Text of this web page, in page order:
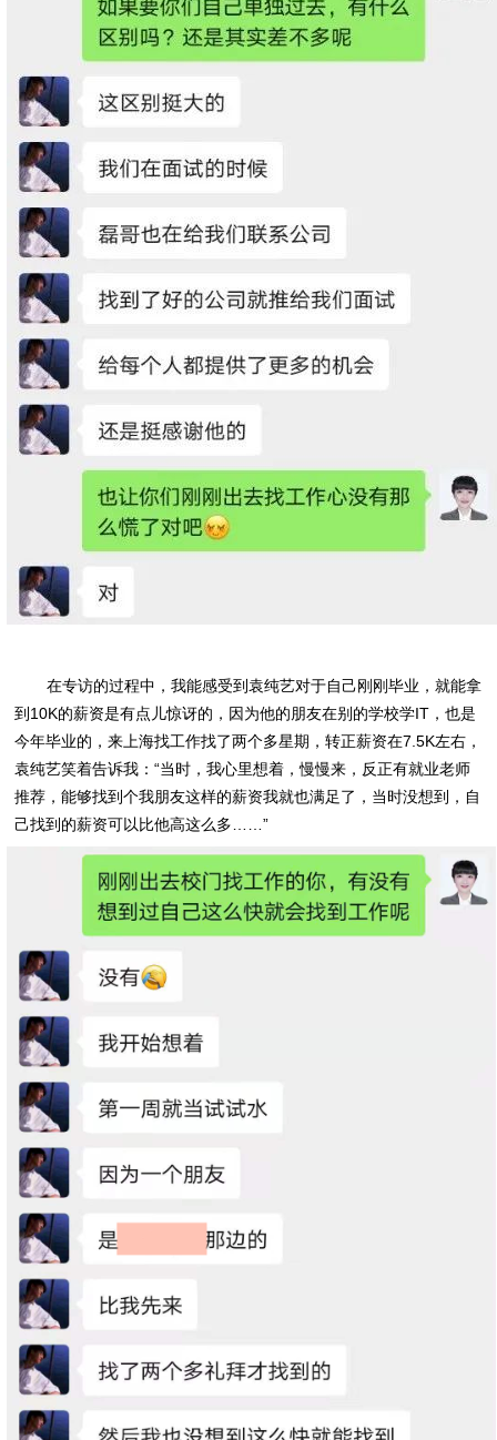
在专访的过程中，我能感受到袁纯艺对于自己刚刚毕业，就能拿
到10K的薪资是有点儿惊讶的，因为他的朋友在别的学校学IT，也是
今年毕业的，来上海找工作找了两个多星期，转正薪资在7.5K左右，
袁纯艺笑着告诉我：“当时，我心里想着，慢慢来，反正有就业老师
推荐，能够找到个我朋友这样的薪资我就也满足了，当时没想到，自
己找到的薪资可以比他高这么多……”